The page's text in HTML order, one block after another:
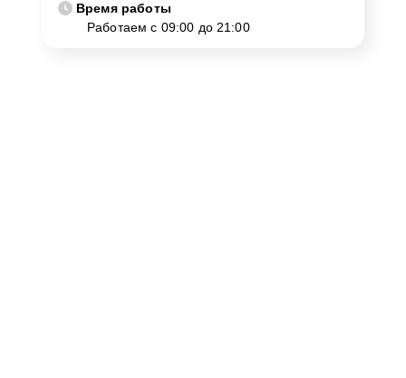
Время работы
Работаем с 09:00 до 21:00